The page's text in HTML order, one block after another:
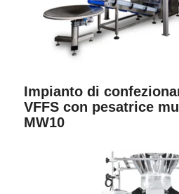
Impianto di
VFFS con pesatrice
MW10